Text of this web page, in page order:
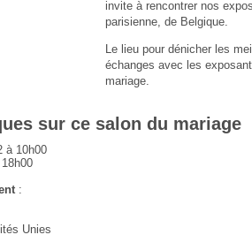
invite à rencontrer nos
parisienne, de Belgique.
Le lieu pour dénicher les
échanges avec les
mariage.
sur ce salon du mariage
à 10h00
:
Unies